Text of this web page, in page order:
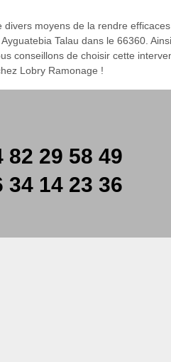
moyens de la rendre
Talau dans le 66360.
conseillons de choisir cette
Lobry Ramonage !
82 29 58 49
34 14 23 36